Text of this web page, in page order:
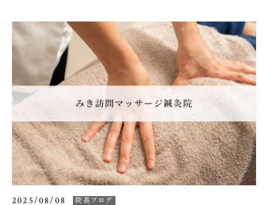
2025/08/08 院長ブログ